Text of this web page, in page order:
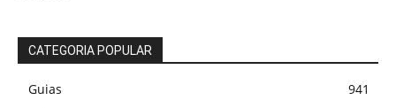
CATEGORIA POPULAR
Guias
941